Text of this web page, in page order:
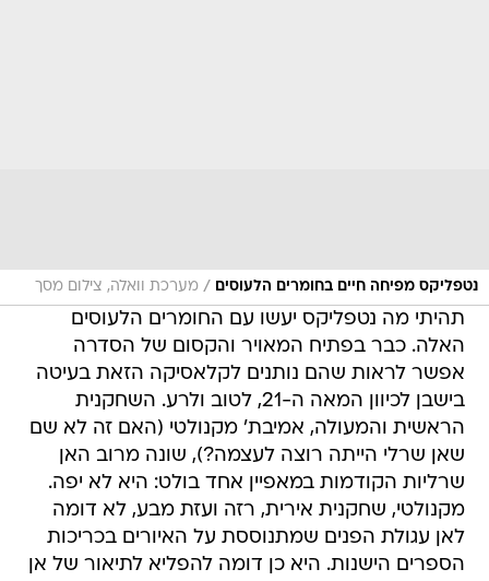
נטפליקס מפיחה חיים בחומרים הלעוסים / מערכת וואלה, צילום מסך
תהיתי מה נטפליקס יעשו עם החומרים הלעוסים
האלה. כבר בפתיח המאויר והקסום של הסדרה
אפשר לראות שהם נותנים לקלאסיקה הזאת בעיטה
בישבן לכיוון המאה ה-21, לטוב ולרע. השחקנית
הראשית והמעולה, אמיבת' מקנולטי (האם זה לא שם
שאן שרלי הייתה רוצה לעצמה?), שונה מרוב האן
שרליות הקודמות במאפיין אחד בולט: היא לא יפה.
מקנולטי, שחקנית אירית, רזה ועזת מבע, לא דומה
לאן עגולת הפנים שמתנוססת על האיורים בכריכות
הספרים הישנות. היא כן דומה להפליא לתיאור של אן